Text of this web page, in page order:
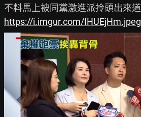
https://i.imgur.com/IHUEjHm.jpeg